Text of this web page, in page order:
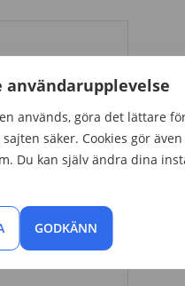
används, göra det lättare
säker. Cookies gör
Du kan själv ändra dina
GODKÄNN